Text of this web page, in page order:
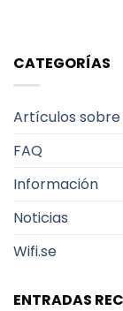
CATEGORÍAS
Artículos
FAQ
Información
Noticias
Wifi.se
ENTRADAS